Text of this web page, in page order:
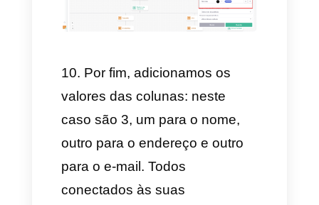
Agora vamos criar uma nova
ação de "enviar mensagem":